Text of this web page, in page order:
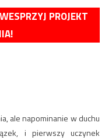
PROJEKT
ale napominanie w duchu
i pierwszy uczynek